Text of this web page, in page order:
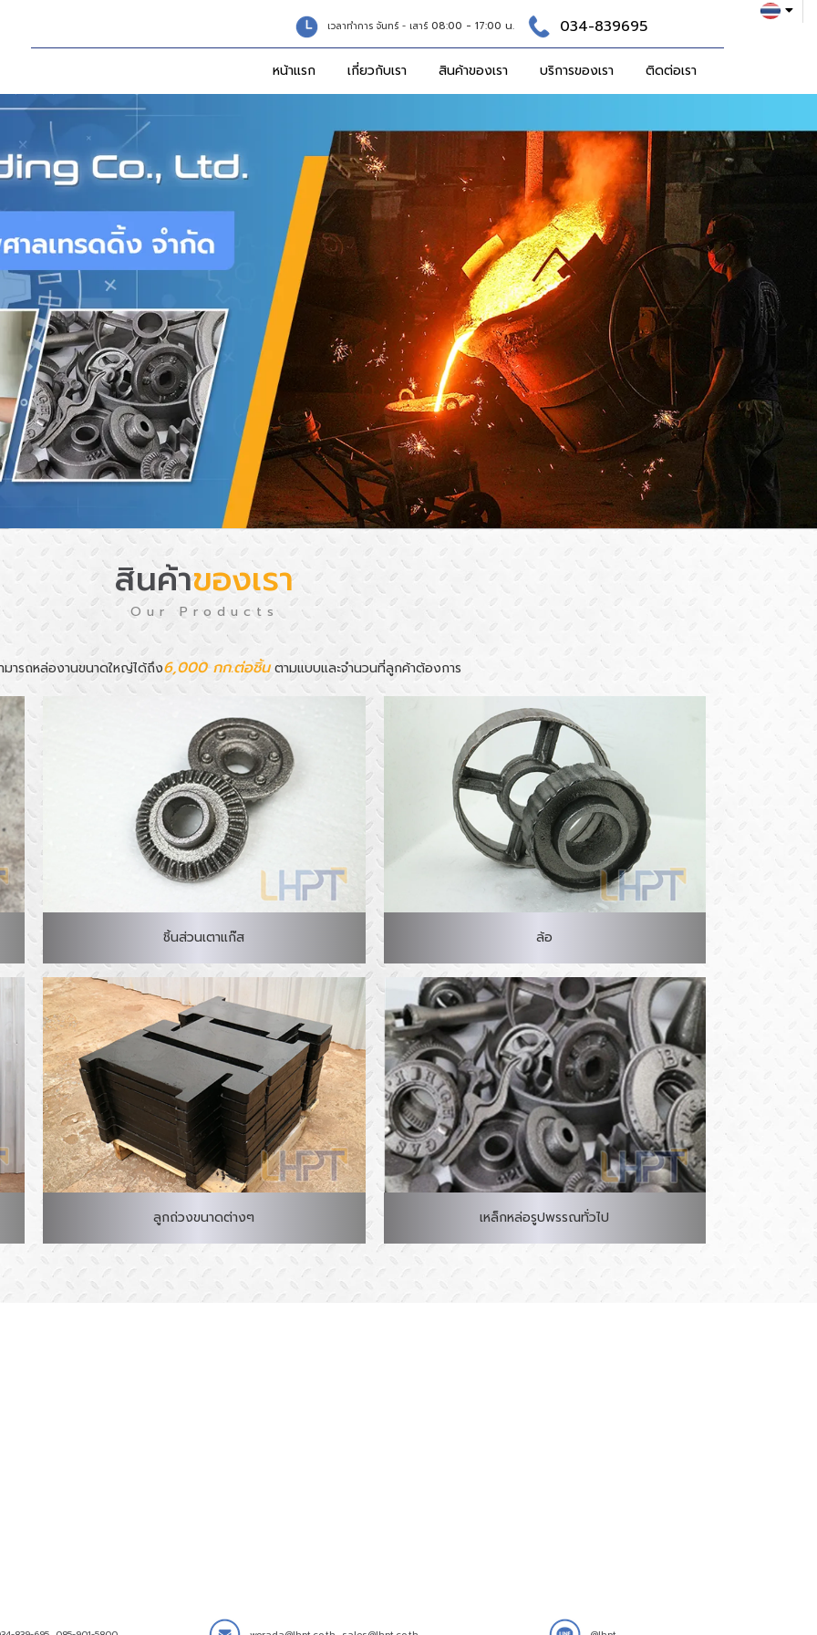
หน้าแรก เกี่ยวกับเรา สินค้าของเรา บริการของเรา ติดต่อเรา
เวลาทำการ จันทร์ - เสาร์ 08:00 - 17:00 น. 034-839695
สินค้าของเรา
Our Products
ามารถหล่องานขนาดใหญ่ได้ถึง6,000 กก.ต่อชิ้นตามแบบและจำนวนที่ลูกค้าต้องการ
ชิ้นส่วนเตาแก๊ส ล้อ
ลูกถ่วงขนาดต่างๆ เหล็กหล่อรูปพรรณทั่วไป